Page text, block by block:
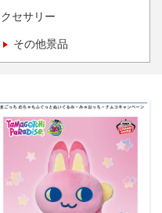
セサリー
その他景品